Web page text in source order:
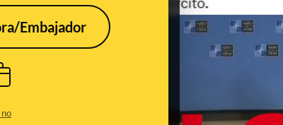
Embajador